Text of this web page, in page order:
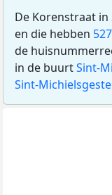
De Korenstraat
en die hebben
de
in de buurtSint-
Sint-